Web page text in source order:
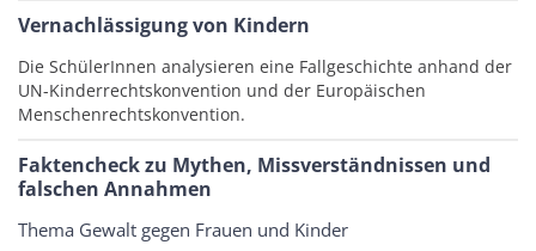
Vernachlässigung von Kindern
Die SchülerInnen analysieren eine Fallgeschichte anhand der
UN-Kinderrechtskonvention und der Europäischen
Menschenrechtskonvention.
Faktencheck zu Mythen, Missverständnissen und
falschen Annahmen
Thema Gewalt gegen Frauen und Kinder